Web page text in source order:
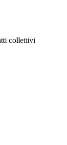
collettivi